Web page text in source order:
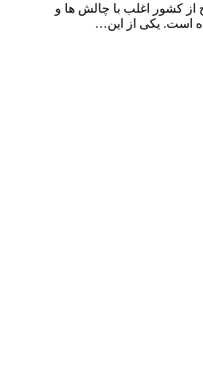
از کشور اغلب با چالش ‌ها و
است. یکی از این…